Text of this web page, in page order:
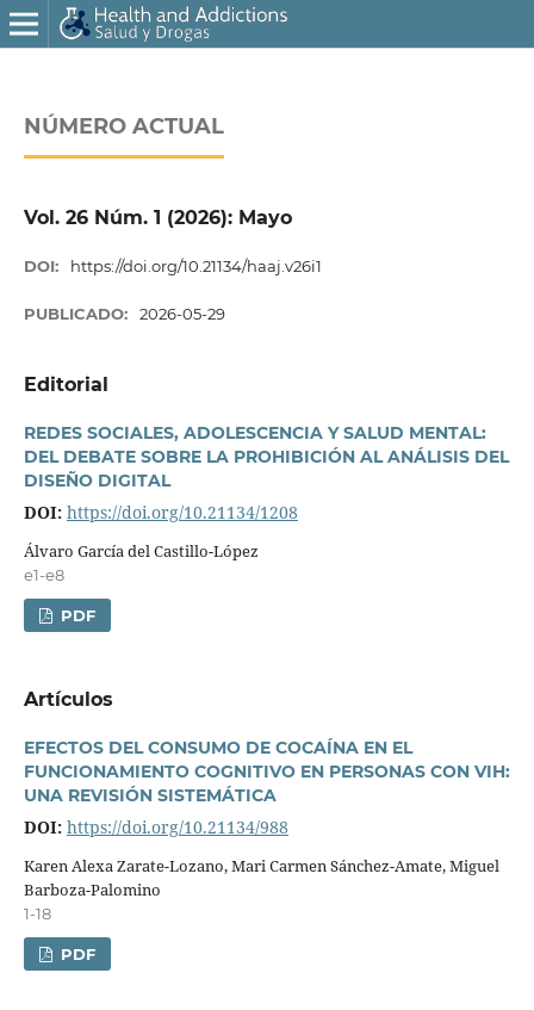
NÚMERO ACTUAL
Vol. 26 Núm. 1 (2026): Mayo
DOI: https://doi.org/10.21134/haaj.v26i1
PUBLICADO: 2026-05-29
Editorial
REDES SOCIALES, ADOLESCENCIA Y SALUD MENTAL:
DEL DEBATE SOBRE LA PROHIBICIÓN AL ANÁLISIS DEL
DISEÑO DIGITAL
DOI: https://doi.org/10.21134/1208
Álvaro Garcí­a del Castillo-López
e1-e8
PDF
Artí­culos
EFECTOS DEL CONSUMO DE COCAÍNA EN EL
FUNCIONAMIENTO COGNITIVO EN PERSONAS CON VIH:
UNA REVISIÓN SISTEMÁTICA
DOI: https://doi.org/10.21134/988
Karen Alexa Zarate-Lozano, Mari Carmen Sánchez-Amate, Miguel
Barboza-Palomino
1-18
PDF